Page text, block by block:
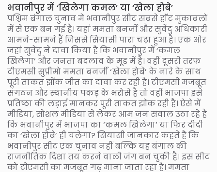
भवानीपुर में ‘खिलेगा कमल’ या ‘खेला होबे’
पश्चिम बंगाल चुनाव में भवानीपुर सीट सबसे हाॅट मुकाबलों
में से एक बन गई है। यहां ममता बनर्जी और सुवेंदु अधिकारी
आमने-सामने हैं जिससे सियासी पारा चढ़ा हुआ है। एक ओर
जहां सुवेंदु ने दावा किया है कि भवानीपुर में ‘कमल
खिलेगा’ और जनता बदलाव के मूड में है। वहीं दूसरी तरफ
टीएमसी सुप्रीमो ममता बनर्जी ‘खेला होबे’ के नारे के साथ
पूरी ताकत झोंक जीत का दावा कर रही हैं। टीएमसी मजबूत
संगठन और स्थानीय पकड़ के भरोसे है तो वहीं भाजपा इसे
प्रतिष्ठा की लड़ाई मानकर पूरी ताकत झोंक रही है। ऐसे में
मीडिया, सोशल मीडिया से लेकर आम जन सवाल उठा रहे हैं
कि भवानीपुर में भाजपा का ‘कमल खिलेगा’ या फिर दीदी
का ‘खेला होबे’ ही चलेगा? सियासी जानकार कहते हैं कि
भवानीपुर सीट एक चुनाव नहीं बल्कि यह बंगाल की
राजनीतिक दिशा तय करने वाली जंग बन चुकी है। इस सीट
को टीएमसी का मजबूत गढ़ माना जाता रहा है। ममता